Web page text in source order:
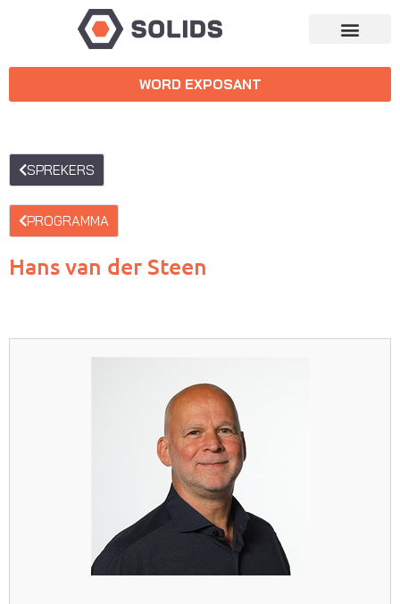
WORD EXPOSANT
SPREKERS
PROGRAMMA
Hans van der Steen